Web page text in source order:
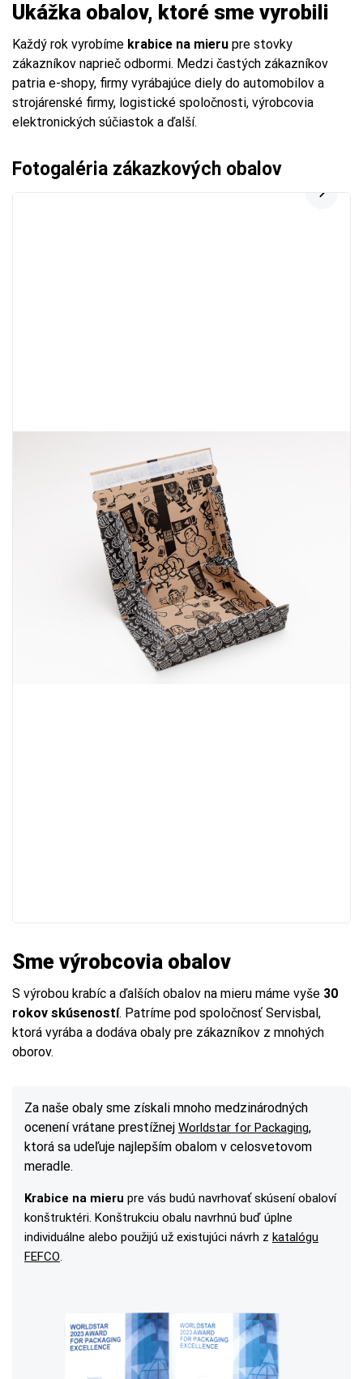
Ukážka obalov, ktoré sme vyrobili
Každý rok vyrobíme krabice na mieru pre stovky
zákazníkov naprieč odbormi. Medzi častých zákazníkov
patria e-shopy, firmy vyrábajúce diely do automobilov a
strojárenské firmy, logistické spoločnosti, výrobcovia
elektronických súčiastok a ďalší.
Fotogaléria zákazkových obalov
Sme výrobcovia obalov
S výrobou krabíc a ďalších obalov na mieru máme vyše 30
rokov skúseností. Patríme pod spoločnosť Servisbal,
ktorá vyrába a dodáva obaly pre zákazníkov z mnohých
oborov.
Za naše obaly sme získali mnoho medzinárodných
ocenení vrátane prestížnej Worldstar for Packaging,
ktorá sa udeľuje najlepším obalom v celosvetovom
meradle.
Krabice na mieru pre vás budú navrhovať skúsení obaloví
konštruktéri. Konštrukciu obalu navrhnú buď úplne
individuálne alebo použijú už existujúci návrh z katalógu
FEFCO.